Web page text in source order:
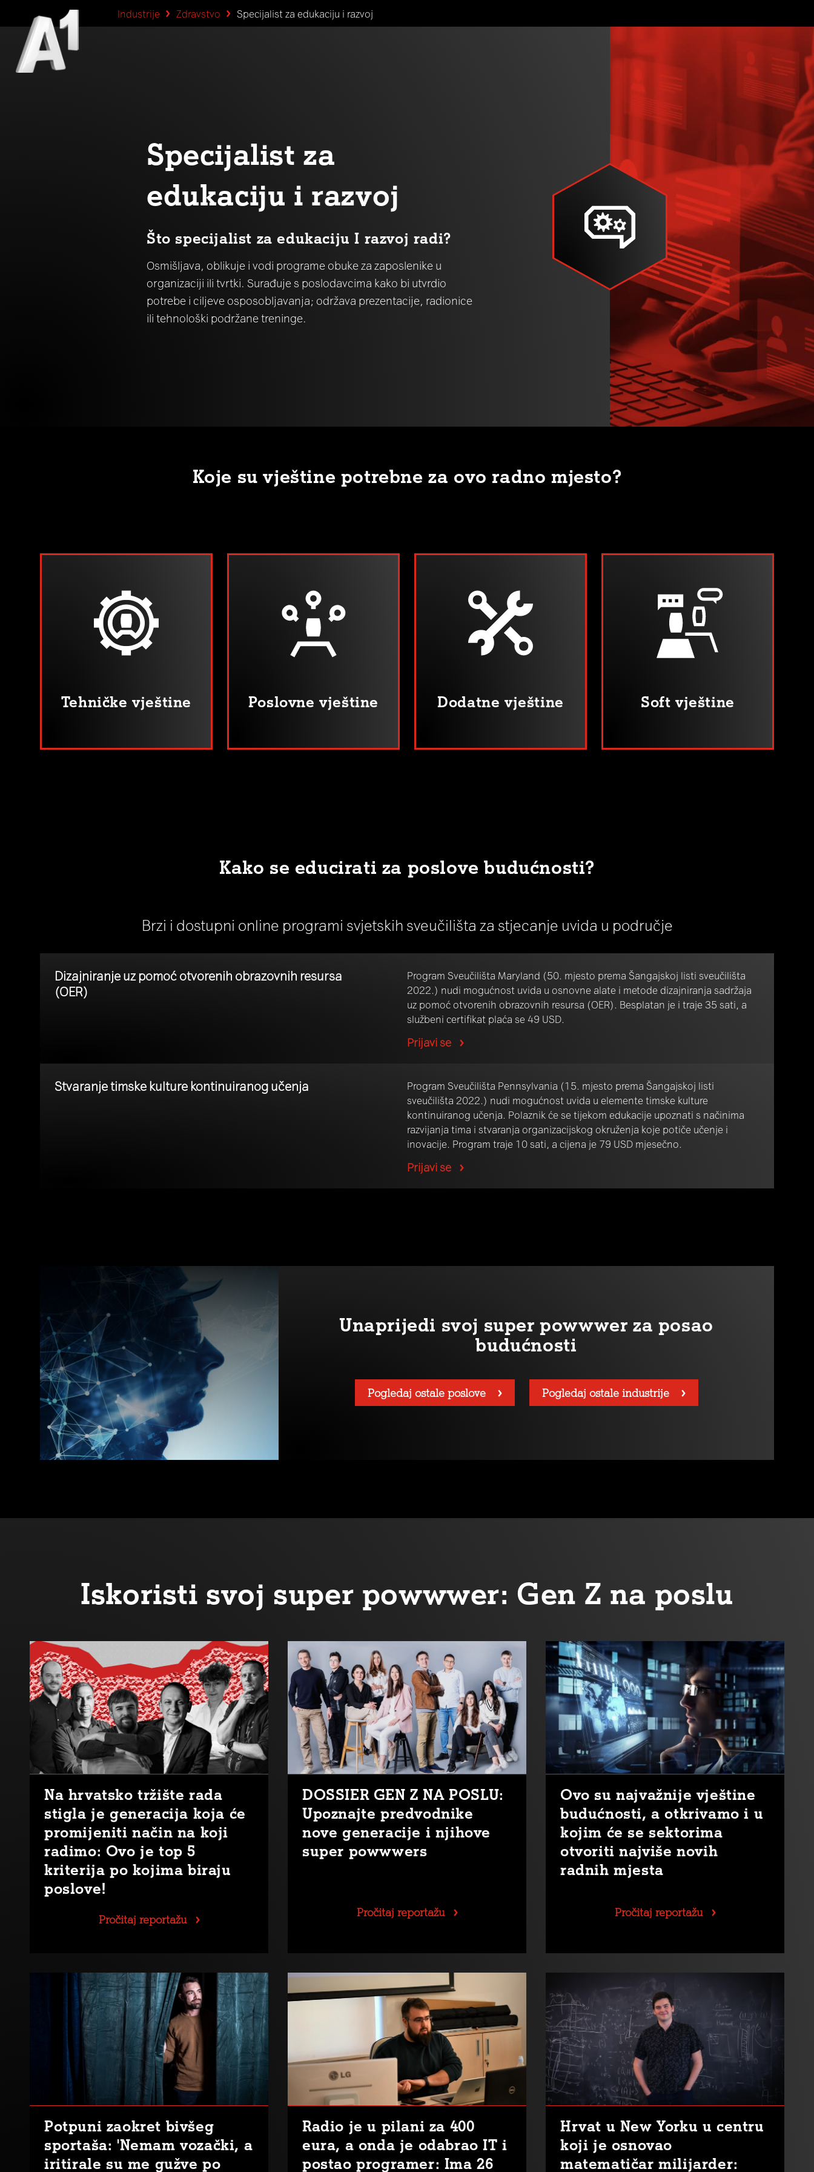
Industrije Zdravstvo Specijalist za edukaciju i razvoj
Specijalist za
edukaciju i razvoj
Što specijalist za edukaciju I razvoj radi?
Osmišljava, oblikuje i vodi programe obuke za zaposlenike u
organizaciji ili tvrtki. Surađuje s poslodavcima kako bi utvrdio
potrebe i ciljeve osposobljavanja; održava prezentacije, radionice
ili tehnološki podržane treninge.
Koje su vještine potrebne za ovo radno mjesto?
Tehničke vještine Poslovne vještine Dodatne vještine Soft vještine
Kako se educirati za poslove budućnosti?
Brzi i dostupni online programi svjetskih sveučilišta za stjecanje uvida u područje
Dizajniranje uz pomoć otvorenih obrazovnih resursa
(OER)
Program Sveučilišta Maryland (50. mjesto prema Šangajskoj listi sveučilišta
2022.) nudi mogućnost uvida u osnovne alate i metode dizajniranja sadržaja
uz pomoć otvorenih obrazovnih resursa (OER). Besplatan je i traje 35 sati, a
službeni certifikat plaća se 49 USD.
Prijavi se
Stvaranje timske kulture kontinuiranog učenja
Program Sveučilišta Pennsylvania (15. mjesto prema Šangajskoj listi
sveučilišta 2022.) nudi mogućnost uvida u elemente timske kulture
kontinuiranog učenja. Polaznik će se tijekom edukacije upoznati s načinima
razvijanja tima i stvaranja organizacijskog okruženja koje potiče učenje i
inovacije. Program traje 10 sati, a cijena je 79 USD mjesečno.
Prijavi se
Unaprijedi svoj super powwwer za posao
budućnosti
Pogledaj ostale poslove Pogledaj ostale industrije
Iskoristi svoj super powwwer: Gen Z na poslu
Na hrvatsko tržište rada
stigla je generacija koja će
promijeniti način na koji
radimo: Ovo je top 5
kriterija po kojima biraju
poslove!
Pročitaj reportažu
DOSSIER GEN Z NA POSLU:
Upoznajte predvodnike
nove generacije i njihove
super powwwers
Pročitaj reportažu
Ovo su najvažnije vještine
budućnosti, a otkrivamo i u
kojim će se sektorima
otvoriti najviše novih
radnih mjesta
Pročitaj reportažu
Potpuni zaokret bivšeg
sportaša: 'Nemam vozački, a
iritirale su me gužve po
Radio je u pilani za 400
eura, a onda je odabrao IT i
postao programer: Ima 26
Hrvat u New Yorku u centru
koji je osnovao
matematičar milijarder: